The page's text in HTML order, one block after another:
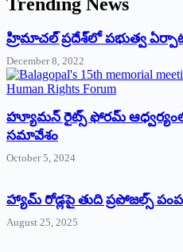
‌హ్రిమాచల్‌ ‌ప్రదేశ్‌లో పభుత్వ
December 8, 2022
హ్యూమన్‌ రైట్స్‌ ఫోరమ్‌
సమావేశం
October 5, 2024
హ్యామ్‌ రోడ్లపై తుది ప్రపోజల్స్‌
August 25, 2025